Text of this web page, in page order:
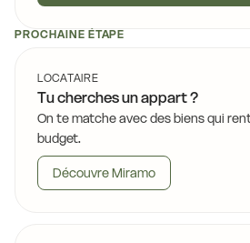
PROCHAINE ÉTAPE
LOCATAIRE
Tu cherches un appart ?
On te matche avec des biens qui
budget.
Découvre Miramo